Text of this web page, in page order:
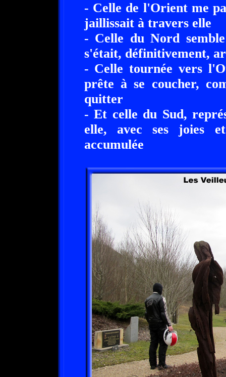
- Celle de l'Orient me
jaillissait à travers elle
- Celle du Nord
s'était, définitivement,
- Celle tournée vers
prête à se coucher,
quitter
- Et celle du Sud,
elle, avec ses joies
accumulée